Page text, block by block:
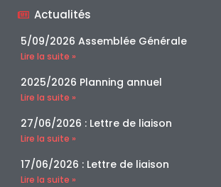
Actualités
5/09/2026 Assemblée Générale
Lire la suite »
2025/2026 Planning annuel
Lire la suite »
27/06/2026 : Lettre de liaison
Lire la suite »
17/06/2026 : Lettre de liaison
Lire la suite »